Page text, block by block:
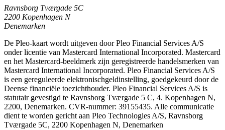
Ravnsborg Tværgade 5C
2200 Kopenhagen N
Denemarken
De Pleo-kaart wordt uitgeven door Pleo Financial Services A/S
onder licentie van Mastercard International Incorporated. Mastercard
en het Mastercard-beeldmerk zijn geregistreerde handelsmerken van
Mastercard International Incorporated. Pleo Financial Services A/S
is een gereguleerde elektronischgeldinstelling, goedgekeurd door de
Deense financiële toezichthouder. Pleo Financial Services A/S is
statutair gevestigd te Ravnsborg Tværgade 5 C, 4. Kopenhagen N,
2200, Denemarken. CVR-nummer: 39155435. Alle communicatie
dient te worden gericht aan Pleo Technologies A/S, Ravnsborg
Tværgade 5C, 2200 Kopenhagen N, Denemarken